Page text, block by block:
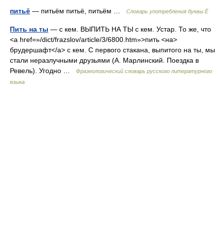
питьё — питьём питьё, питьём … Словарь употребления буквы Ё
Пить на ты — с кем. ВЫПИТЬ НА ТЫ с кем. Устар. То же, что
<a href=»/dict/frazslov/article/3/6800.htm»>пить <на>
брудершафт</a> с кем. С первого стакана, выпитого на ты, мы
стали неразлучными друзьями (А. Марлинский. Поездка в
Ревель). Угодно …
Фразеологический словарь русского литературного
языка